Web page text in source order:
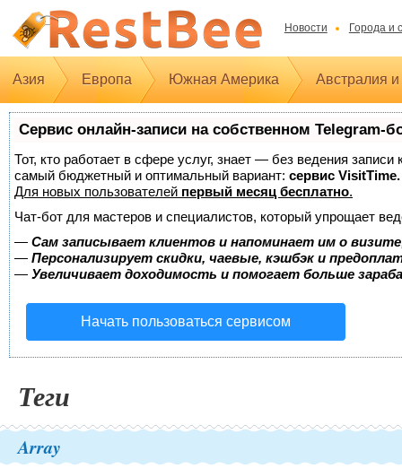
Новости Города и
Азия Европа Южная Америка Австралия
Сервис онлайн-записи на собственном Telegram-
Тот, кто работает в сфере услуг, знает — без ведения
самый бюджетный и оптимальный вариант: сервис VisitTime.
Для новых пользователей первый месяц бесплатно.
Чат-бот для мастеров и специалистов, который упрощает
— Сам записывает клиентов и напоминает им о
— Персонализирует скидки, чаевые, кэшбэк и
— Увеличивает доходимость и помогает больше
Начать пользоваться сервисом
Теги
Array